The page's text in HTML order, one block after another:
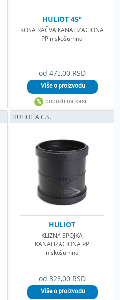
od 473,00 RSD
HULIOT 45°
KOSA RAČVA KANALIZACIONA
PP niskošumna
od 328,00 RSD
HULIOT
KLIZNA SPOJKA
KANALIZACIONA PP
niskošumna
HULIOT A.C.S.